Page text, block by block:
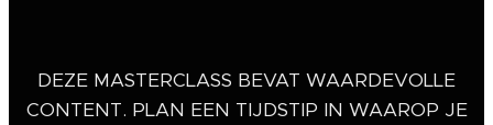
DEZE MASTERCLASS BEVAT WAARDEVOLLE
CONTENT. PLAN EEN TIJDSTIP IN WAAROP JE